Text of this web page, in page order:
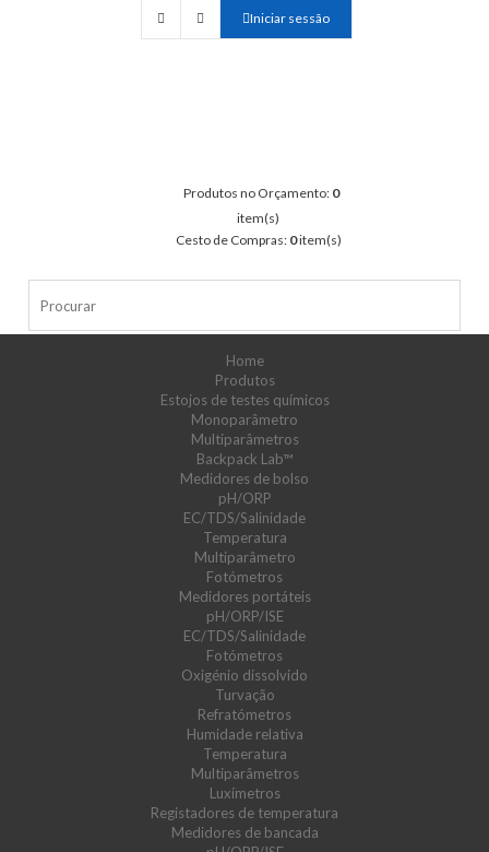
Iniciar sessão
Produtos no Orçamento: 0
item(s)
Cesto de Compras: 0item(s)
Home
Produtos
Estojos de testes químicos
Monoparâmetro
Multiparâmetros
Backpack Lab™
Medidores de bolso
pH/ORP
EC/TDS/Salinidade
Temperatura
Multiparâmetro
Fotómetros
Medidores portáteis
pH/ORP/ISE
EC/TDS/Salinidade
Fotómetros
Oxigénio dissolvido
Turvação
Refratómetros
Humidade relativa
Temperatura
Multiparâmetros
Luxímetros
Registadores de temperatura
Medidores de bancada